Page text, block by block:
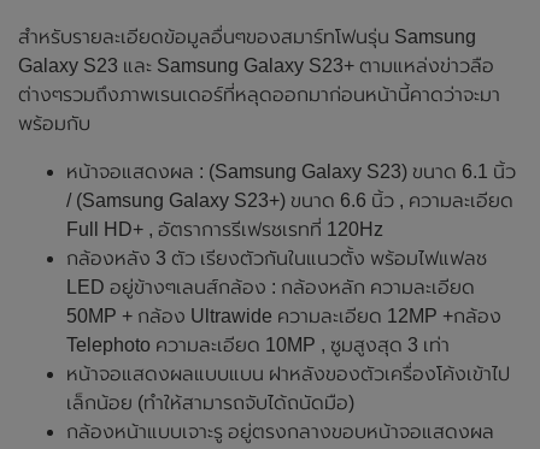
สำหรับรายละเอียดข้อมูลอื่นๆของสมาร์ทโฟนรุ่น Samsung
Galaxy S23 และ Samsung Galaxy S23+ ตามแหล่งข่าวลือ
ต่างๆรวมถึงภาพเรนเดอร์ที่หลุดออกมาก่อนหน้านี้คาดว่าจะมา
พร้อมกับ
หน้าจอแสดงผล : (Samsung Galaxy S23) ขนาด 6.1 นิ้ว
/ (Samsung Galaxy S23+) ขนาด 6.6 นิ้ว , ความละเอียด
Full HD+ , อัตราการรีเฟรชเรทที่ 120Hz
กล้องหลัง 3 ตัว เรียงตัวกันในแนวตั้ง พร้อมไฟแฟลช
LED อยู่ข้างๆเลนส์กล้อง : กล้องหลัก ความละเอียด
50MP + กล้อง Ultrawide ความละเอียด 12MP +กล้อง
Telephoto ความละเอียด 10MP , ซูมสูงสุด 3 เท่า
หน้าจอแสดงผลแบบแบน ฝาหลังของตัวเครื่องโค้งเข้าไป
เล็กน้อย (ทำให้สามารถจับได้ถนัดมือ)
กล้องหน้าแบบเจาะรู อยู่ตรงกลางขอบหน้าจอแสดงผล